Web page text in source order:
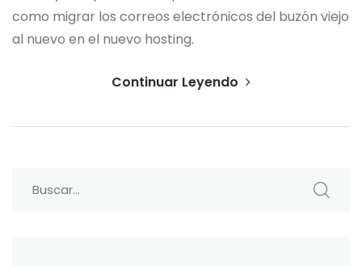
como migrar los correos electrónicos del buzón viejo
al nuevo en el nuevo hosting.
Continuar Leyendo